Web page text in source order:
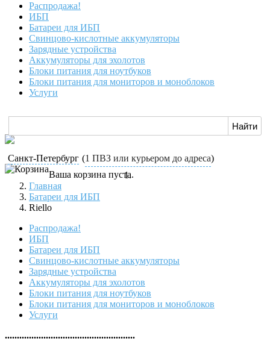
Распродажа!
ИБП
Батареи для ИБП
Свинцово-кислотные аккумуляторы
Зарядные устройства
Аккумуляторы для эхолотов
Блоки питания для ноутбуков
Блоки питания для мониторов и моноблоков
Услуги
Санкт-Петербург (1 ПВЗ или курьером до адреса)
Ваша корзина пуста.
Главная
Батареи для ИБП
Riello
Распродажа!
ИБП
Батареи для ИБП
Свинцово-кислотные аккумуляторы
Зарядные устройства
Аккумуляторы для эхолотов
Блоки питания для ноутбуков
Блоки питания для мониторов и моноблоков
Услуги
......................................................